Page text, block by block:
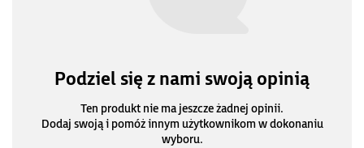
Podziel się z nami swoją opinią
Ten produkt nie ma jeszcze żadnej opinii.
Dodaj swoją i pomóż innym użytkownikom w dokonaniu
wyboru.